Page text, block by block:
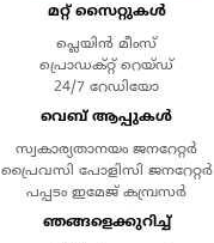
മറ്റ് സൈറ്റുകൾ
പ്ലെയിൻ മീംസ്
പ്രൊഡക്റ്റ് റെയ്ഡ്
24/7 റേഡിയോ
വെബ് ആപ്പുകൾ
സ്വകാര്യതാനയം ജനറേറ്റർ
പ്രൈവസി പോളിസി ജനറേറ്റർ
പപ്പടം ഇമേജ് കമ്പ്രസർ
ഞങ്ങളെക്കുറിച്ച്